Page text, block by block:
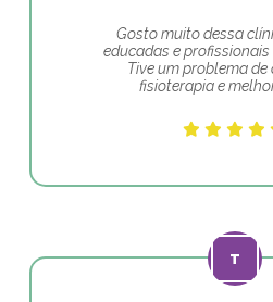
Gosto muito dessa
educadas e profissionais
Tive um problema de
fisioterapia e